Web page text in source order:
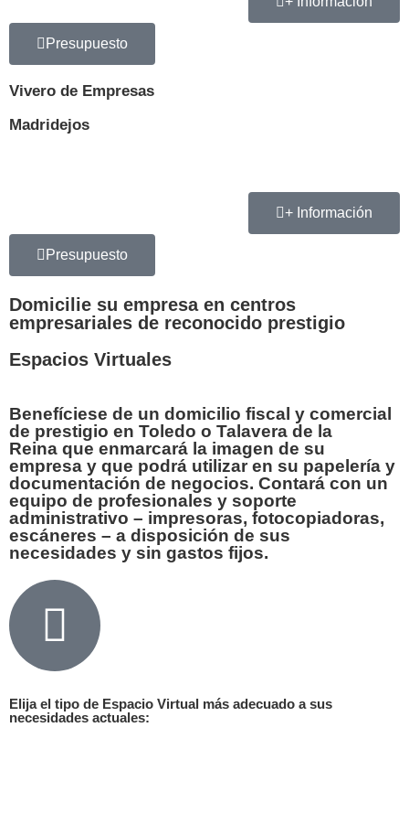
Presupuesto
Vivero de Empresas
Madridejos
+ Información
Presupuesto
Domicilie su empresa en centros
empresariales de reconocido prestigio
Espacios Virtuales
Benefíciese de un domicilio fiscal y comercial
de prestigio en Toledo o Talavera de la
Reina que enmarcará la imagen de su
empresa y que podrá utilizar en su papelería y
documentación de negocios. Contará con un
equipo de profesionales y soporte
administrativo – impresoras, fotocopiadoras,
escáneres – a disposición de sus
necesidades y sin gastos fijos.
Elija el tipo de Espacio Virtual más adecuado a sus
necesidades actuales: